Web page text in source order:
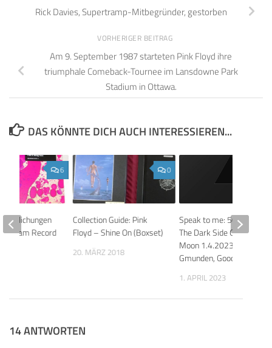
Rick Davies, Supertramp-Mitbegründer, gestorben
VORHERIGER BEITRAG
Am 9. September 1987 starteten Pink Floyd ihre
triumphale Comeback-Tournee im Lansdowne Park
Stadium in Ottawa.
DAS KÖNNTE DICH AUCH INTERESSIEREN...
0
Collection Guide: Pink
Floyd – Shine On (Boxset)
20. MÄRZ 2018
Speak to me: 50 Jahre
The Dark Side Of The
Moon 1.4.2023
Gmunden, Good Things
1. APRIL 2023
6
am Record
14 ANTWORTEN